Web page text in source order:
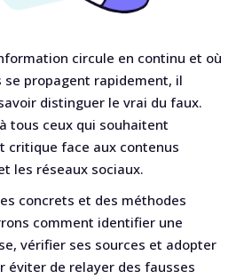
circule en continu et où
se propagent rapidement, il
distinguer le vrai du faux.
tous ceux qui souhaitent
critique face aux contenus
les réseaux sociaux.
concrets et des méthodes
comment identifier une
vérifier ses sources et adopter
éviter de relayer des fausses